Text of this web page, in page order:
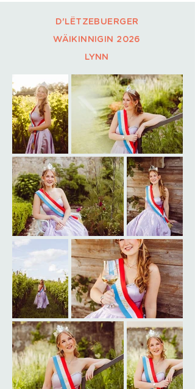
D'LËTZEBUERGER
WÄIKINNIGIN 2026
LYNN